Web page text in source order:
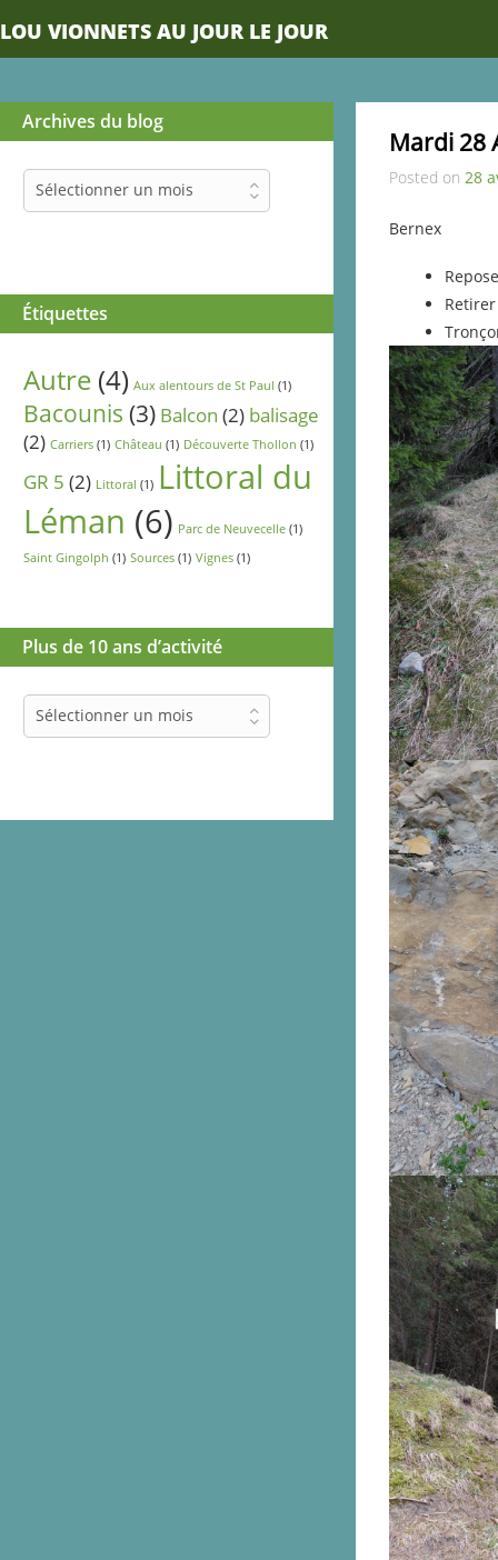
LOU VIONNETS AU JOUR LE JOUR
Archives du blog
Archives
du
Sélectionner un mois
Étiquettes
Autre (4) Aux alentours de St Paul (1)
Bacounis (3) Balcon (2) balisage
(2) Carriers (1) Château (1) Découverte Thollon (1)
GR 5 (2) Littoral (1) Littoral du
Léman (6) Parc de Neuvecelle (1)
Saint Gingolph (1) Sources (1) Vignes (1)
Plus de 10 ans d’activité
Plus
de
Sélectionner un mois
Mardi 28
Posted on 28
Bernex